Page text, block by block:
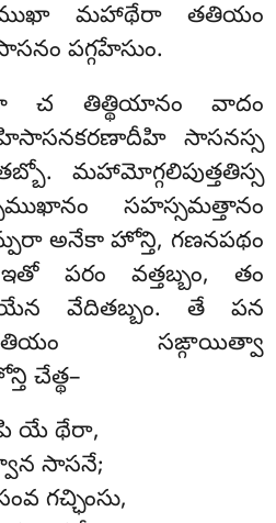
మహాథేరా తతియం
పగ్గహేసుం.
చ తిత్థియానం వాదం
సాసనస్స
మహామోగ్గలిపుత్తతిస్స
సహస్సమత్తానం
అనేకా హోన్తి, గణనపథం
పరం వత్తబ్బం, తం
వేదితబ్బం. తే పన
సఙ్గాయిత్వా
చేత్థ–
యే థేరా,
సాసనే;
గచ్ఛింసు,